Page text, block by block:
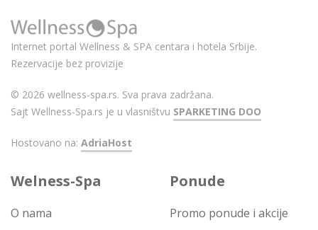
Internet portal Wellness & SPA centara i hotela Srbije.
Rezervacije bez provizije
© 2026 wellness-spa.rs. Sva prava zadržana.
Sajt Wellness-Spa.rs je u vlasništvu SPARKETING DOO
Hostovano na: AdriaHost
Welness-Spa
O nama
Ponude
Promo ponude i akcije